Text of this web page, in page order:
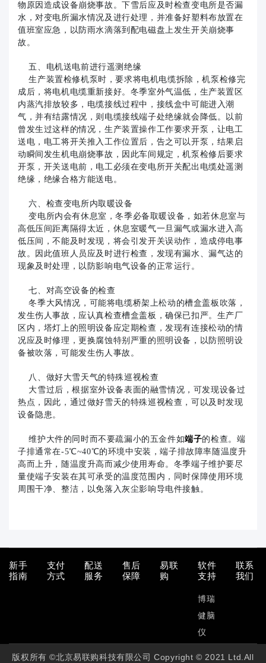
物原因造成设备崩烧事故。下雪后应及时检查变电所是否漏
水，对变电所漏水情况及进行处理，并准备好塑料布放置在
值班室应急，以防雨水滴落到配电磁盘上发生开关崩烧事
故。
五、电机送电前进行遥测绝缘
生产装置检修机泵时，要求将电机电缆拆除，机泵检修完
成后，将电机电缆重新接好。冬季室外气温低，生产装置区
内蒸汽排放较多，电缆接线过程中，接线盒中可能进入潮
气，并有结露情况，则电缆接线端子处绝缘就会降低。以前
曾发生过这样的情况，生产装置操作工作要求开泵，让电工
送电，电工将开关推入工作位置后，告之可以开泵，结果启
动瞬间发生机电崩烧事故，因此车间规定，机泵检修后要求
开泵，开关送电前，电工必须在变电所开关配出电缆处遥测
绝缘，绝缘合格方能送电。
六、检查变电所内取暖设备
变电所内会有休息室，冬季必备取暖设备，如若休息室与
高低压间距离隔得太近，休息室暖气一旦漏气或漏水进入高
低压间，不能及时发现，将会引发开关误动作，造成停电事
故。因此值班人员应及时进行检查，发现有漏水、漏气达的
现象及时处理，以防影响电气设备的正常运行。
七、对高空设备的检查
冬季大风情况，可能将电缆桥架上松动的槽盒盖板吹落，
发生伤人事故，应认真检查槽盒盖板，确保已扣严。生产厂
区内，塔灯上的照明设备应定期检查，发现有连接松动的情
况应及时修理，更换腐蚀特别严重的照明设备，以防照明设
备被吹落，可能发生伤人事故。
八、做好大雪天气的特殊巡视检查
大雪过后，根据室外设备表面的融雪情况，可发现设备过
热点，因此，通过做好雪天的特殊巡视检查，可以及时发现
设备隐患。
维护大件的同时而不要疏漏小的五金件如端子的检查。端
子排通常在-5℃~40℃的环境中安装，端子排故障率随温度升
高而上升，随温度升高而减少使用寿命。冬季端子维护要尽
量使端子安装在其可承受的温度范围内，同时保障使用环境
周围干净、整洁，以免落入灰尘影响导电件接触。
新手
指南
支付
方式
配送
服务
售后
保障
易联
购
软件
支持
博瑞
健脑
仪
联系
我们
版权所有 ©北京易联购科技有限公司 Copyright © 2021 Ltd.All